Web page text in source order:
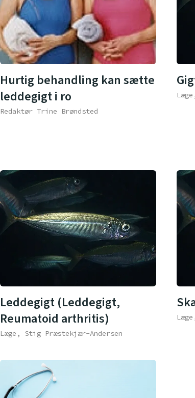
Hurtig behandling kan sætte
leddegigt i ro
Redaktør Trine Brøndsted
Leddegigt (Leddegigt,
Reumatoid arthritis)
Læge, Stig Præstekjær-Andersen